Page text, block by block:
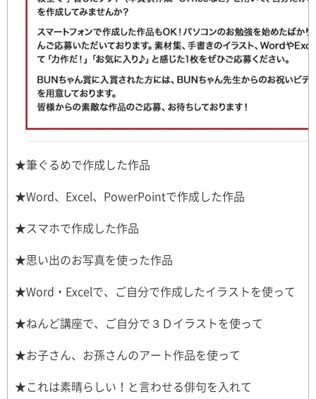
★筆ぐるめで作成した作品
★Word、Excel、PowerPointで作成した作品
★スマホで作成した作品
★思い出のお写真を使った作品
★Word・Excelで、ご自分で作成したイラストを使って
★ねんど講座で、ご自分で３Ｄイラストを使って
★お子さん、お孫さんのアート作品を使って
★これは素晴らしい！と言わせる俳句を入れて